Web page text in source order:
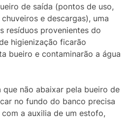
de saída (pontos de uso,
e descargas), uma
resíduos provenientes do
higienização ficarão
bueiro e contaminarão a água
que não abaixar pela bueiro de
no fundo do banco precisa
a auxilia de um estofo,